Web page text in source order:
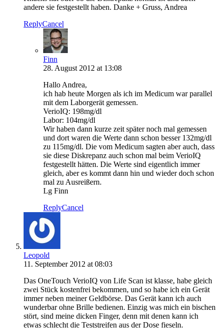
andere sie festgestellt haben. Danke + Gruss, Andrea
ReplyCancel
Finn
28. August 2012 at 13:08
Hallo Andrea,
ich hab heute Morgen als ich im Medicum war parallel
mit dem Laborgerät gemessen.
VerioIQ: 198mg/dl
Labor: 104mg/dl
Wir haben dann kurze zeit später noch mal gemessen
und dort waren die Werte dann schon besser 132mg/dl
zu 115mg/dl. Die vom Medicum sagten aber auch, dass
sie diese Diskrepanz auch schon mal beim VerioIQ
festgestellt hätten. Die Werte sind eigentlich immer
gleich, aber es kommt dann hin und wieder doch schon
mal zu Ausreißern.
Lg Finn
ReplyCancel
Leopold
11. September 2012 at 08:03
Das OneTouch VerioIQ von Life Scan ist klasse, habe gleich
zwei Stück kostenfrei bekommen, und so habe ich ein Gerät
immer neben meiner Geldbörse. Das Gerät kann ich auch
wunderbar ohne Brille bedienen. Einzig was mich ein bischen
stört, sind meine dicken Finger, denn mit denen kann ich
etwas schlecht die Teststreifen aus der Dose fieseln.